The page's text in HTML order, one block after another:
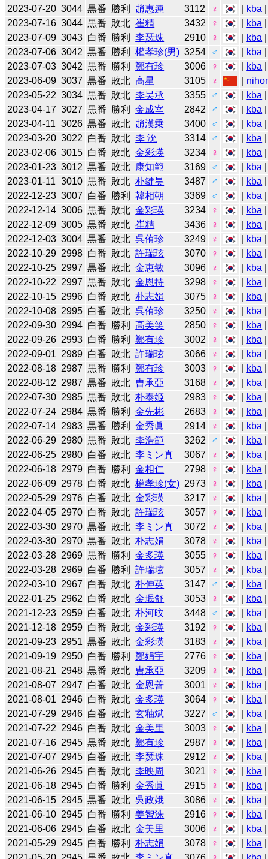
2023-07-20 3044 黒番 勝利 趙惠連 3112 ♀ kba
2023-07-16 3044 黒番 敗北 崔精 3432 ♀ kba
2023-07-09 3043 白番 勝利 李瑟珠 2910 ♀ kba
2023-07-06 3042 黒番 勝利 權孝珍(男) 3254 ♂ kba
2023-07-03 3042 黒番 勝利 鄭有珍 3006 ♀ kba
2023-06-09 3037 黒番 敗北 高星 3105 ♀
2023-05-22 3034 黒番 敗北 李昊承 3355 ♂ kba
2023-04-17 3027 黒番 勝利 金成宰 2842 ♂ kba
2023-04-11 3026 黒番 敗北 趙漢乗 3400 ♂ kba
2023-03-20 3022 白番 敗北 李 沇 3314 ♂ kba
2023-02-06 3015 白番 敗北 金彩瑛 3234 ♀ kba
2023-01-23 3012 黒番 敗北 康知範 3169 ♂ kba
2023-01-11 3010 黒番 敗北 朴鍵昊 3487 ♂ kba
2022-12-23 3007 白番 勝利 韓相朝 3369 ♂ kba
2022-12-14 3006 黒番 敗北 金彩瑛 3234 ♀ kba
2022-12-09 3005 黒番 敗北 崔精 3436 ♀ kba
2022-12-03 3004 黒番 敗北 呉侑珍 3249 ♀ kba
2022-10-29 2998 白番 敗北 許瑞玹 3070 ♀ kba
2022-10-25 2997 黒番 敗北 金恵敏 3096 ♀ kba
2022-10-22 2997 黒番 敗北 金恩持 3298 ♀ kba
2022-10-15 2996 白番 敗北 朴志娟 3075 ♀ kba
2022-10-08 2995 白番 敗北 呉侑珍 3250 ♀ kba
2022-09-30 2994 白番 勝利 高美笑 2850 ♀ kba
2022-09-26 2993 白番 勝利 鄭有珍 3002 ♀ kba
2022-09-01 2989 白番 敗北 許瑞玹 3066 ♀ kba
2022-08-18 2987 黒番 勝利 鄭有珍 3003 ♀ kba
2022-08-12 2987 黒番 敗北 曺承亞 3168 ♀ kba
2022-07-30 2985 黒番 敗北 朴泰姬 2983 ♀ kba
2022-07-24 2984 黒番 勝利 金先彬 2683 ♀ kba
2022-07-14 2983 黒番 勝利 金秀眞 2914 ♀ kba
2022-06-29 2980 黒番 敗北 李浩範 3262 ♂ kba
2022-06-25 2980 白番 敗北 李ミン真 3067 ♀ kba
2022-06-18 2979 白番 勝利 金相仁 2798 ♀ kba
2022-06-09 2978 白番 敗北 權孝珍(女) 2973 ♀ kba
2022-05-29 2976 白番 敗北 金彩瑛 3217 ♀ kba
2022-04-05 2970 白番 敗北 許瑞玹 3057 ♀ kba
2022-03-30 2970 黒番 敗北 李ミン真 3072 ♀ kba
2022-03-30 2970 黒番 敗北 朴志娟 3078 ♀ kba
2022-03-28 2969 黒番 勝利 金多瑛 3055 ♀ kba
2022-03-28 2969 白番 勝利 許瑞玹 3057 ♀ kba
2022-03-10 2967 白番 敗北 朴伸英 3147 ♂ kba
2022-01-25 2962 白番 敗北 金珉舒 3053 ♀ kba
2021-12-23 2959 白番 敗北 朴河旼 3448 ♂ kba
2021-12-18 2959 白番 敗北 金彩瑛 3192 ♀ kba
2021-09-23 2951 黒番 敗北 金彩瑛 3183 ♀ kba
2021-09-19 2950 白番 勝利 鄭娟宇 2776 ♀ kba
2021-08-21 2948 黒番 敗北 曺承亞 3209 ♀ kba
2021-08-07 2947 白番 敗北 金恩善 3001 ♀ kba
2021-08-01 2946 白番 敗北 金多瑛 3064 ♀ kba
2021-07-29 2946 白番 敗北 玄釉斌 3227 ♂ kba
2021-07-22 2946 白番 敗北 金美里 3003 ♀ kba
2021-07-16 2945 黒番 敗北 鄭有珍 2987 ♀ kba
2021-07-07 2945 白番 敗北 李瑟珠 2912 ♀ kba
2021-06-26 2945 白番 敗北 李映周 3021 ♀ kba
2021-06-18 2945 白番 勝利 金秀眞 2915 ♀ kba
2021-06-15 2945 黒番 敗北 吳政娥 3086 ♀ kba
2021-06-10 2945 白番 勝利 姜智洙 2916 ♀ kba
2021-06-06 2945 白番 敗北 金美里 3006 ♀ kba
2021-05-29 2945 白番 勝利 朴志娟 3078 ♀ kba